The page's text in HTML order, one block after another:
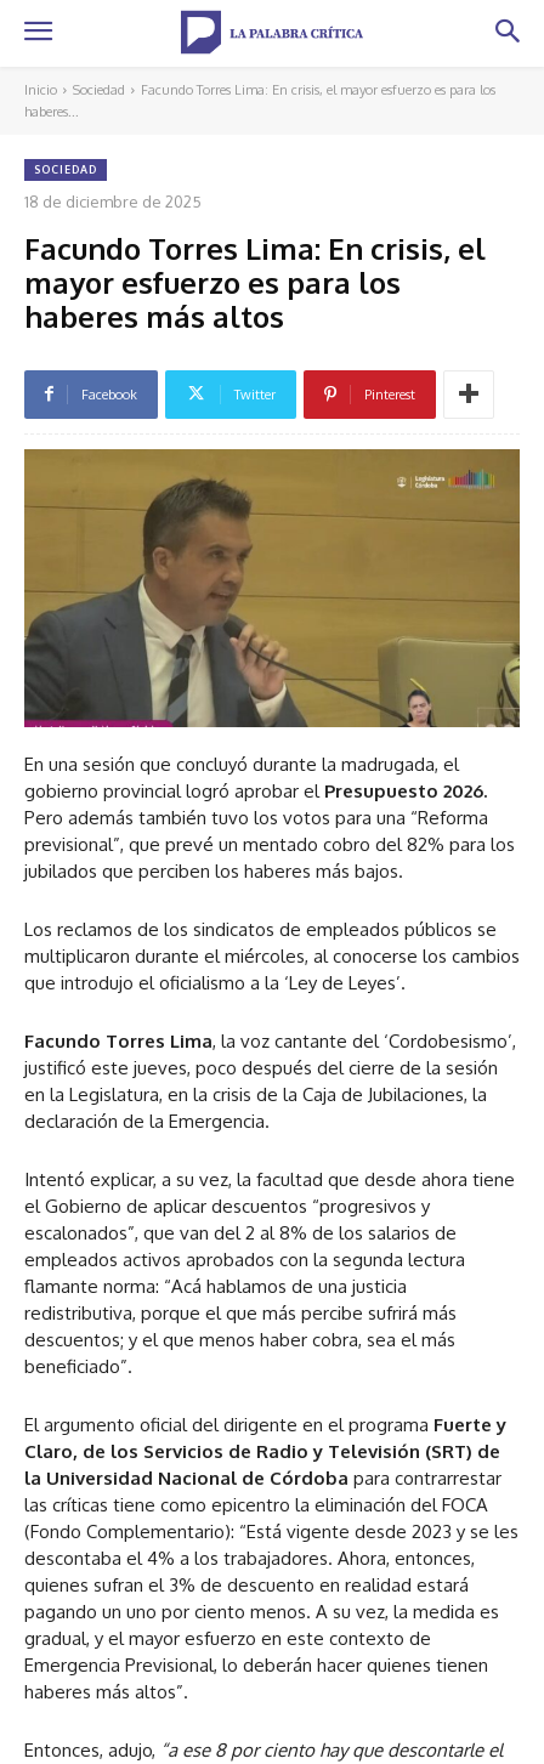
Inicio Sociedad
Facundo Torres Lima: En crisis, el mayor esfuerzo es para los
haberes...
SOCIEDAD
18 de diciembre de 2025
Facundo Torres Lima: En crisis, el
mayor esfuerzo es para los
haberes más altos
Facebook Twitter Pinterest
En una sesión que concluyó durante la madrugada, el
gobierno provincial logró aprobar el Presupuesto 2026.
Pero además también tuvo los votos para una “Reforma
previsional”, que prevé un mentado cobro del 82% para los
jubilados que perciben los haberes más bajos.
Los reclamos de los sindicatos de empleados públicos se
multiplicaron durante el miércoles, al conocerse los cambios
que introdujo el oficialismo a la ‘Ley de Leyes’.
Facundo Torres Lima, la voz cantante del ‘Cordobesismo’,
justificó este jueves, poco después del cierre de la sesión
en la Legislatura, en la crisis de la Caja de Jubilaciones, la
declaración de la Emergencia.
Intentó explicar, a su vez, la facultad que desde ahora tiene
el Gobierno de aplicar descuentos “progresivos y
escalonados”, que van del 2 al 8% de los salarios de
empleados activos aprobados con la segunda lectura
flamante norma: “Acá hablamos de una justicia
redistributiva, porque el que más percibe sufrirá más
descuentos; y el que menos haber cobra, sea el más
beneficiado”.
El argumento oficial del dirigente en el programa Fuerte y
Claro, de los Servicios de Radio y Televisión (SRT) de
la Universidad Nacional de Córdoba para contrarrestar
las críticas tiene como epicentro la eliminación del FOCA
(Fondo Complementario): “Está vigente desde 2023 y se les
descontaba el 4% a los trabajadores. Ahora, entonces,
quienes sufran el 3% de descuento en realidad estará
pagando un uno por ciento menos. A su vez, la medida es
gradual, y el mayor esfuerzo en este contexto de
Emergencia Previsional, lo deberán hacer quienes tienen
haberes más altos”.
Entonces, adujo, “a ese 8 por ciento hay que descontarle el